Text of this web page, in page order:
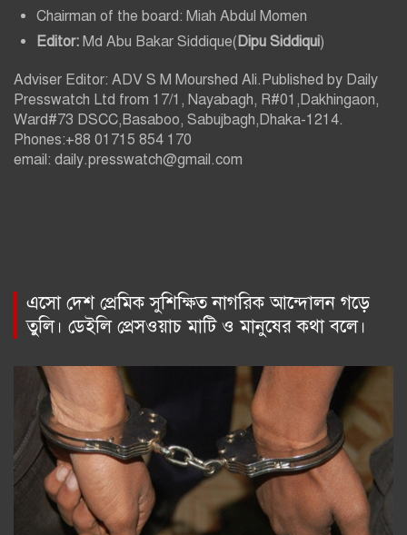
Chairman of the board: Miah Abdul Momen
Editor: Md Abu Bakar Siddique(Dipu Siddiqui)
Adviser Editor: ADV S M Mourshed Ali.Published by Daily
Presswatch Ltd from 17/1, Nayabagh, R#01,Dakhingaon,
Ward#73 DSCC,Basaboo, Sabujbagh,Dhaka-1214.
Phones:+88 01715 854 170
email: daily.presswatch@gmail.com
এসো দেশ প্রেমিক সুশিক্ষিত নাগরিক আন্দোলন গড়ে
তুলি। ডেইলি প্রেসওয়াচ মাটি ও মানুষের কথা বলে।